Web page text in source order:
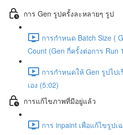
การ Gen รูปครั้งละหลายๆ รูป
การกำหนด Batch Size (
Count (Gen กี่ครั้งต่อการ Run
การกำหนดให้ Gen รูปไป
เอง (5:02)
การแก้ไขภาพที่มีอยู่แล้ว
การ inpaint เพื่อแก้ไขรูปเ